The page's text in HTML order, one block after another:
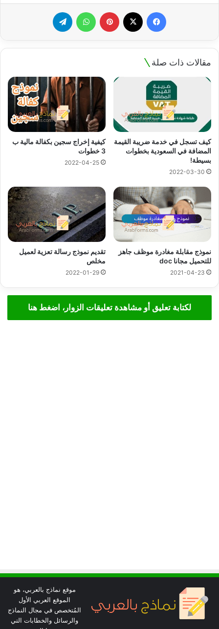
فيسبوك بينتيريست واتساب
مقالات ذات صلة
كيف تسجل في خدمة ضريبة القيمة
المضافة في السعودية بخطوات
بسيطة!
2022-03-30
كيفية إخراج سجين بكفالة مالية ب
3 خطوات
2022-04-25
نموذج مقابلة مغادرة موظف جاهز
للتحميل مجانا doc
2021-04-23
تقديم نموذج رسالة تعزية لعميل
مخلص
2022-01-29
لكتابة تعليق أو مشاهدة تعليقات الزوار، اضغط هنا
موقع نماذج بالعربي، هو
الموقع العربي الأول
المُتخصص في مجال النماذج
والرسائل والخطابات التي